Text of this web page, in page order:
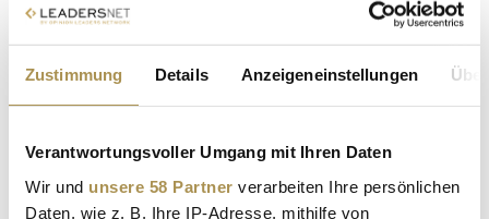
Zustimmung Details Anzeigeneinstellungen
Verantwortungsvoller Umgang mit Ihren Daten
Wir und unsere 58 Partner verarbeiten Ihre persönlichen
Daten, wie z. B. Ihre IP-Adresse, mithilfe von
In den "Daily Business News" von Opinion Leaders